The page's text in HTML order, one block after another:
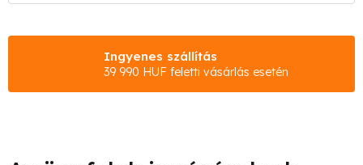
Ingyenes szállítás
39 990 HUF feletti vásárlás esetén